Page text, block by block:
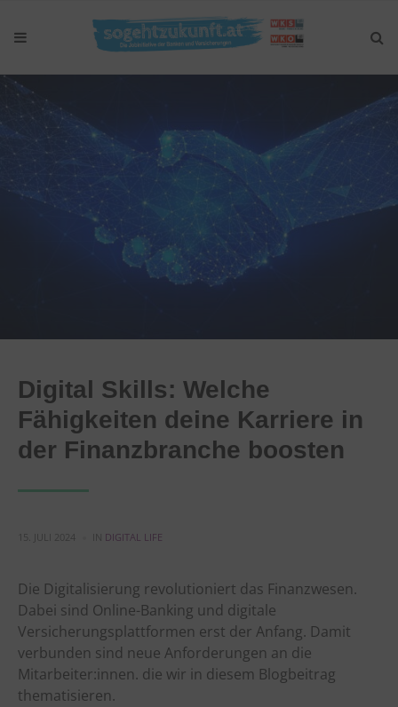
Digital Skills: Welche
Fähigkeiten deine Karriere in
der Finanzbranche boosten
15. JULI 2024 IN DIGITAL LIFE
Die Digitalisierung revolutioniert das Finanzwesen.
Dabei sind Online-Banking und digitale
Versicherungsplattformen erst der Anfang. Damit
verbunden sind neue Anforderungen an die
Mitarbeiter:innen. die wir in diesem Blogbeitrag
thematisieren.